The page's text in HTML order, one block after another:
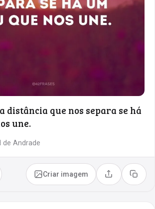
distância que nos separa se há
une.
de Andrade
Criar imagem Compartilhar
Copiar